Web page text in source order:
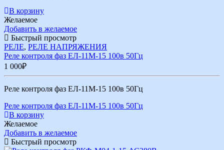
В корзину
Желаемое
Добавить в желаемое
Быстрый просмотр
РЕЛЕ, РЕЛЕ НАПРЯЖЕНИЯ
Реле контроля фаз ЕЛ-11М-15 100в 50Гц
1 000₽
Реле контроля фаз ЕЛ-11М-15 100в 50Гц
Реле контроля фаз ЕЛ-11М-15 100в 50Гц
В корзину
Желаемое
Добавить в желаемое
Быстрый просмотр